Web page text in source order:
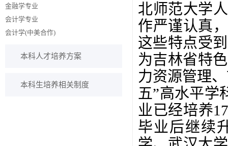
金融学专业
会计学专业
会计学(中美合作)
本科人才培养方案
本科生培养相关制度
北师范大学
作严谨认真
这些特点受
为吉林省特
力资源管理
五”高水平学
业已经培养
毕业后继续